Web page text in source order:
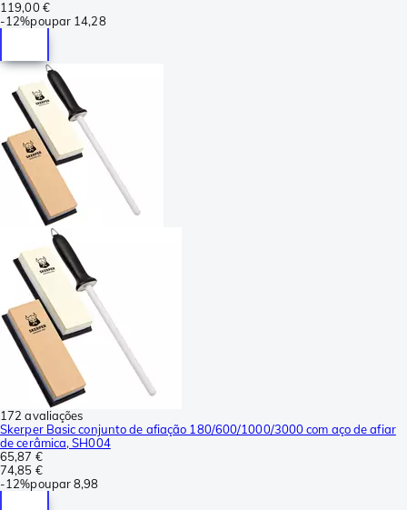
119,00 €
-12%poupar 14,28
172 avaliações
Skerper Basic conjunto de afiação 180/600/1000/3000 com aço de afiar
de cerâmica, SH004
65,87 €
74,85 €
-12%poupar8,98